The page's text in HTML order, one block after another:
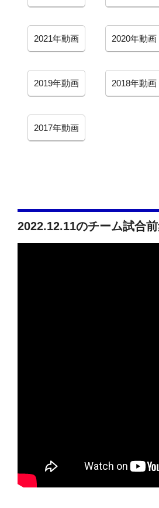
イ
ー
ク
イ
イ
ー
ク
イ
ベ
イ
ー
ク
イ
2021年動画
ベ
イ
ー
ク
2020年動画
ベ
イ
ー
ク
2019年動画
ベ
イ
2018年動画
ベ
イ
イ
フ
2017年動画
2022.12.11のチーム試合